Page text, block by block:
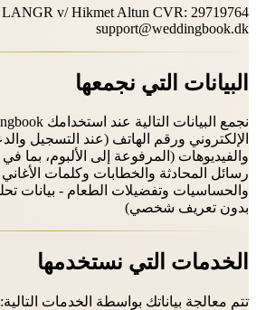
LANGR v/ Hikmet Altun CVR: 29719764 البريد الإلكتروني:
support@weddingbook.dk
البيانات التي نجمعها
الإلكتروني ورقم الهاتف (عند التسجيل
والحساسيات وتفضيلات الطعام - بيانات
بدون تعريف شخصي)
الخدمات التي نستخدمها